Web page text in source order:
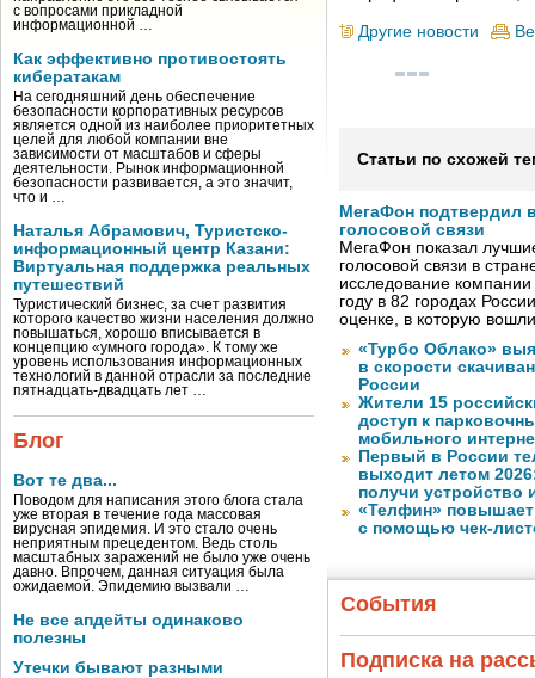
с вопросами прикладной
информационной …
Как эффективно противостоять
кибератакам
На сегодняшний день обеспечение
безопасности корпоративных ресурсов
является одной из наиболее приоритетных
целей для любой компании вне
зависимости от масштабов и сферы
деятельности. Рынок информационной
безопасности развивается, а это значит,
что и …
Наталья Абрамович, Туристско-
информационный центр Казани:
Виртуальная поддержка реальных
путешествий
Туристический бизнес, за счет развития
которого качество жизни населения должно
повышаться, хорошо вписывается в
концепцию «умного города». К тому же
уровень использования информационных
технологий в данной отрасли за последние
пятнадцать-двадцать лет …
Блог
Вот те два...
Поводом для написания этого блога стала
уже вторая в течение года массовая
вирусная эпидемия. И это стало очень
неприятным прецедентом. Ведь столь
масштабных заражений не было уже очень
давно. Впрочем, данная ситуация была
ожидаемой. Эпидемию вызвали …
Не все апдейты одинаково
полезны
Утечки бывают разными
Другие новости
Статьи по схожей
МегаФон подтвердил
голосовой связи
МегаФон показал
голосовой связи в
исследование
году в 82 городах
оценке, в которую
«Турбо Облако»
в скорости
России
Жители 15
доступ к
мобильного
Первый в России
выходит летом
получи устройство
«Телфин» повышает
с помощью чек-
События
Подписка на